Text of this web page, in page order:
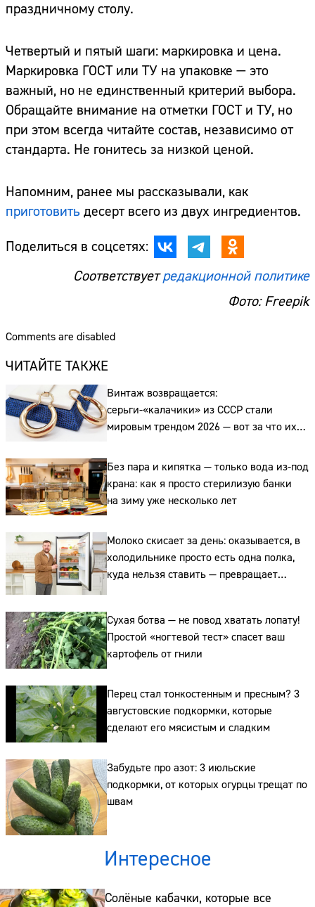
праздничному столу.
Четвертый и пятый шаги: маркировка и цена.
Маркировка ГОСТ или ТУ на упаковке — это
важный, но не единственный критерий выбора.
Обращайте внимание на отметки ГОСТ и ТУ, но
при этом всегда читайте состав, независимо от
стандарта. Не гонитесь за низкой ценой.
Напомним, ранее мы рассказывали, как
приготовить десерт всего из двух ингредиентов.
Поделиться в соцсетях:
Соответствуетредакционной политике
Фото: Freepik
Comments are disabled
ЧИТАЙТЕ ТАКЖЕ
Винтаж возвращается:
серьги-«калачики» из СССР стали
мировым трендом 2026 — вот за что их
Без пара и кипятка — только вода из-под
крана: как я просто стерилизую банки
на зиму уже несколько лет
Молоко скисает за день: оказывается, в
холодильнике просто есть одна полка,
куда нельзя ставить — превращает
свежие продукты в бактериальную бомбу
Сухая ботва — не повод хватать лопату!
Простой «ногтевой тест» спасет ваш
картофель от гнили
Перец стал тонкостенным и пресным? 3
августовские подкормки, которые
сделают его мясистым и сладким
Забудьте про азот: 3 июльские
подкормки, от которых огурцы трещат по
швам
Интересное
Солёные кабачки, которые все
Сайт:
Адрес:
Телефон: